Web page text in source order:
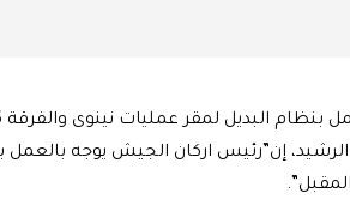
لمقر عمليات نينوى والفرقة 16 بالجيش العراقي.
إن”رئيس اركان الجيش يوجه بالعمل